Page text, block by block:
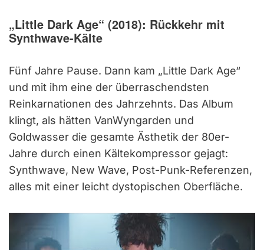
„Little Dark Age“ (2018): Rückkehr mit
Synthwave-Kälte
Fünf Jahre Pause. Dann kam „Little Dark Age“
und mit ihm eine der überraschendsten
Reinkarnationen des Jahrzehnts. Das Album
klingt, als hätten VanWyngarden und
Goldwasser die gesamte Ästhetik der 80er-
Jahre durch einen Kältekompressor gejagt:
Synthwave, New Wave, Post-Punk-Referenzen,
alles mit einer leicht dystopischen Oberfläche.